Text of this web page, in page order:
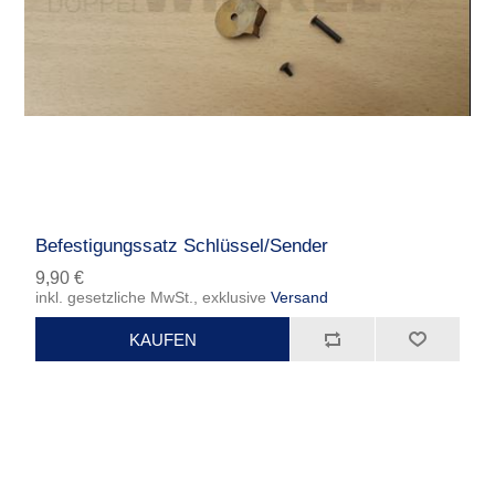
Befestigungssatz Schlüssel/Sender
9,90 €
inkl. gesetzliche MwSt., exklusiveVersand